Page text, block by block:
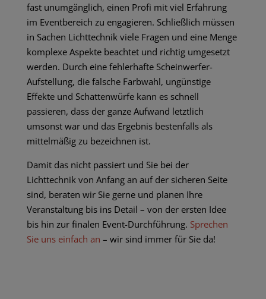
fast unumgänglich, einen Profi mit viel Erfahrung
im Eventbereich zu engagieren. Schließlich müssen
in Sachen Lichttechnik viele Fragen und eine Menge
komplexe Aspekte beachtet und richtig umgesetzt
werden. Durch eine fehlerhafte Scheinwerfer-
Aufstellung, die falsche Farbwahl, ungünstige
Effekte und Schattenwürfe kann es schnell
passieren, dass der ganze Aufwand letztlich
umsonst war und das Ergebnis bestenfalls als
mittelmäßig zu bezeichnen ist.
Damit das nicht passiert und Sie bei der
Lichttechnik von Anfang an auf der sicheren Seite
sind, beraten wir Sie gerne und planen Ihre
Veranstaltung bis ins Detail – von der ersten Idee
bis hin zur finalen Event-Durchführung. Sprechen
Sie uns einfach an – wir sind immer für Sie da!